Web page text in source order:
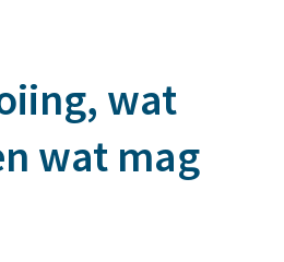
wat
wat mag